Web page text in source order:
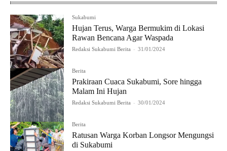
Sukabumi
Hujan Terus, Warga Bermukim di Lokasi
Rawan Bencana Agar Waspada
Redaksi Sukabumi Berita - 31/01/2024
Berita
Prakiraan Cuaca Sukabumi, Sore hingga
Malam Ini Hujan
Redaksi Sukabumi Berita - 30/01/2024
Berita
Ratusan Warga Korban Longsor Mengungsi
di Sukabumi